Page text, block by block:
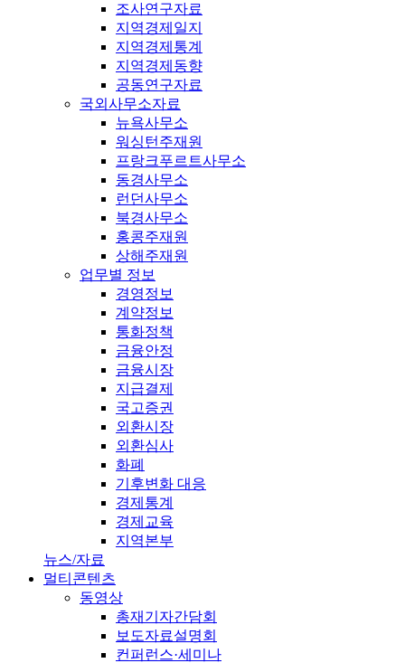
조사연구자료
지역경제일지
지역경제통계
지역경제동향
공동연구자료
국외사무소자료
뉴욕사무소
워싱턴주재원
프랑크푸르트사무소
동경사무소
런던사무소
북경사무소
홍콩주재원
상해주재원
업무별 정보
경영정보
계약정보
통화정책
금융안정
금융시장
지급결제
국고증권
외환시장
외환심사
화폐
기후변화 대응
경제통계
경제교육
지역본부
뉴스/자료
멀티콘텐츠
동영상
총재기자간담회
보도자료설명회
컨퍼런스·세미나